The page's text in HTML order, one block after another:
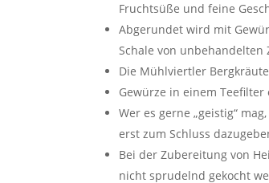
Fruchtsüße und feine
Abgerundet wird mit
Schale von
Die Mühlviertler
Gewürze in einem Teefilter
Wer es gerne „geistig“
erst zum Schluss
Bei der Zubereitung von
nicht sprudelnd gekocht